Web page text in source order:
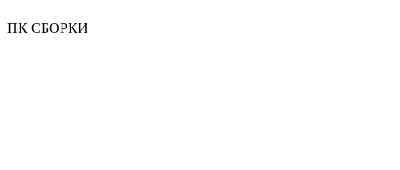
ПК СБОРКИ